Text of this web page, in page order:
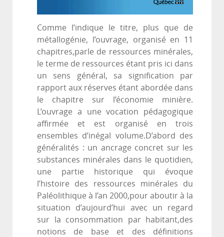
Comme l’indique le titre, plus que de
métallogénie, l’ouvrage, organisé en 11
chapitres,parle de ressources minérales,
le terme de ressources étant pris ici dans
un sens général, sa signification par
rapport aux réserves étant abordée dans
le chapitre sur l’économie minière.
L’ouvrage a une vocation pédagogique
affirmée et est organisé en trois
ensembles d’inégal volume.D’abord des
généralités : un ancrage concret sur les
substances minérales dans le quotidien,
une partie historique qui évoque
l’histoire des ressources minérales du
Paléolithique à l’an 2000,pour aboutir à la
situation d’aujourd’hui avec un regard
sur la consommation par habitant,des
notions de base et des définitions